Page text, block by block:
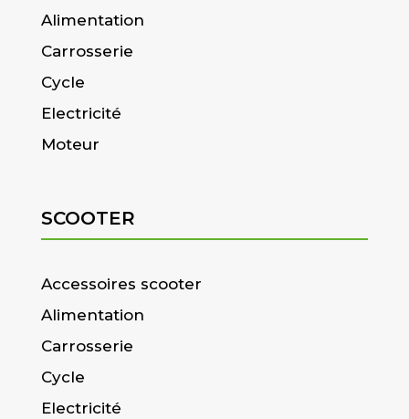
Alimentation
Carrosserie
Cycle
Electricité
Moteur
SCOOTER
Accessoires scooter
Alimentation
Carrosserie
Cycle
Electricité